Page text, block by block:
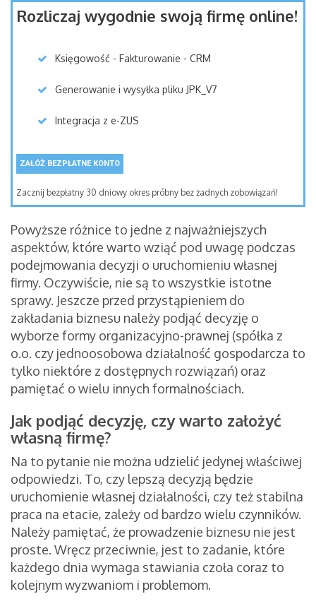
Rozliczaj wygodnie swoją firmę online!
Księgowość - Fakturowanie - CRM
Generowanie i wysyłka pliku JPK_V7
Integracja z e-ZUS
ZAŁÓŻ BEZPŁATNE KONTO
Zacznij bezpłatny 30 dniowy okres próbny bez żadnych zobowiązań!
Powyższe różnice to jedne z najważniejszych
aspektów, które warto wziąć pod uwagę podczas
podejmowania decyzji o uruchomieniu własnej
firmy. Oczywiście, nie są to wszystkie istotne
sprawy. Jeszcze przed przystąpieniem do
zakładania biznesu należy podjąć decyzję o
wyborze formy organizacyjno-prawnej (spółka z
o.o. czy jednoosobowa działalność gospodarcza to
tylko niektóre z dostępnych rozwiązań) oraz
pamiętać o wielu innych formalnościach.
Jak podjąć decyzję, czy warto założyć
własną firmę?
Na to pytanie nie można udzielić jedynej właściwej
odpowiedzi. To, czy lepszą decyzją będzie
uruchomienie własnej działalności, czy też stabilna
praca na etacie, zależy od bardzo wielu czynników.
Należy pamiętać, że prowadzenie biznesu nie jest
proste. Wręcz przeciwnie, jest to zadanie, które
każdego dnia wymaga stawiania czoła coraz to
kolejnym wyzwaniom i problemom.